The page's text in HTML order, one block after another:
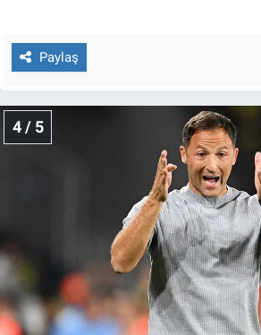
Paylaş
4 / 5